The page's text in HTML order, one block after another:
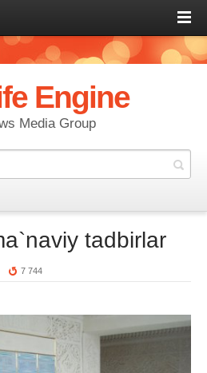
Engine
Media Group
tadbirlar
7 744